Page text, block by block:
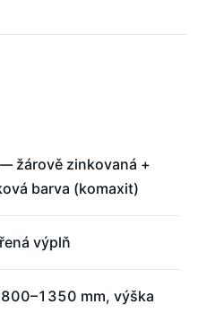
žárově zinkovaná +
barva (komaxit)
výplň
mm, výška